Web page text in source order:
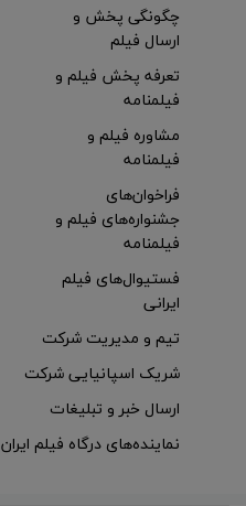
چگونگی پخش و
ارسال فیلم
تعرفه پخش فیلم و
فیلمنامه
مشاوره فیلم و
فیلمنامه
فراخوان‌های
جشنواره‌های فیلم و
فیلمنامه
فستیوال‌های فیلم
ایرانی
تیم و مدیریت شرکت
شریک اسپانیایی شرکت
ارسال خبر و تبلیغات
نماینده‌های درگاه فیلم ایران